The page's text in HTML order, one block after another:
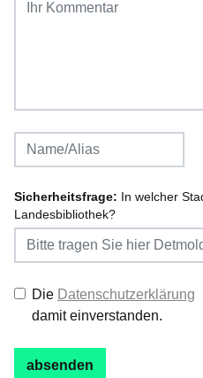
Sicherheitsfrage: In welcher
Landesbibliothek?
Die Datenschutzerklärung
damit einverstanden.